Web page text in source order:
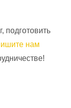
подготовить
нам